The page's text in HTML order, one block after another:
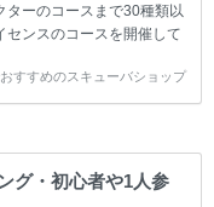
ターのコースまで30種類以
センスのコースを開催して
います。 当スクールを受
どの少人数のご参加が最も
を行っています。 ベーシ
間+eラーニング 最安値キ
すすめのスキューバショップ
グ・初心者や1人参